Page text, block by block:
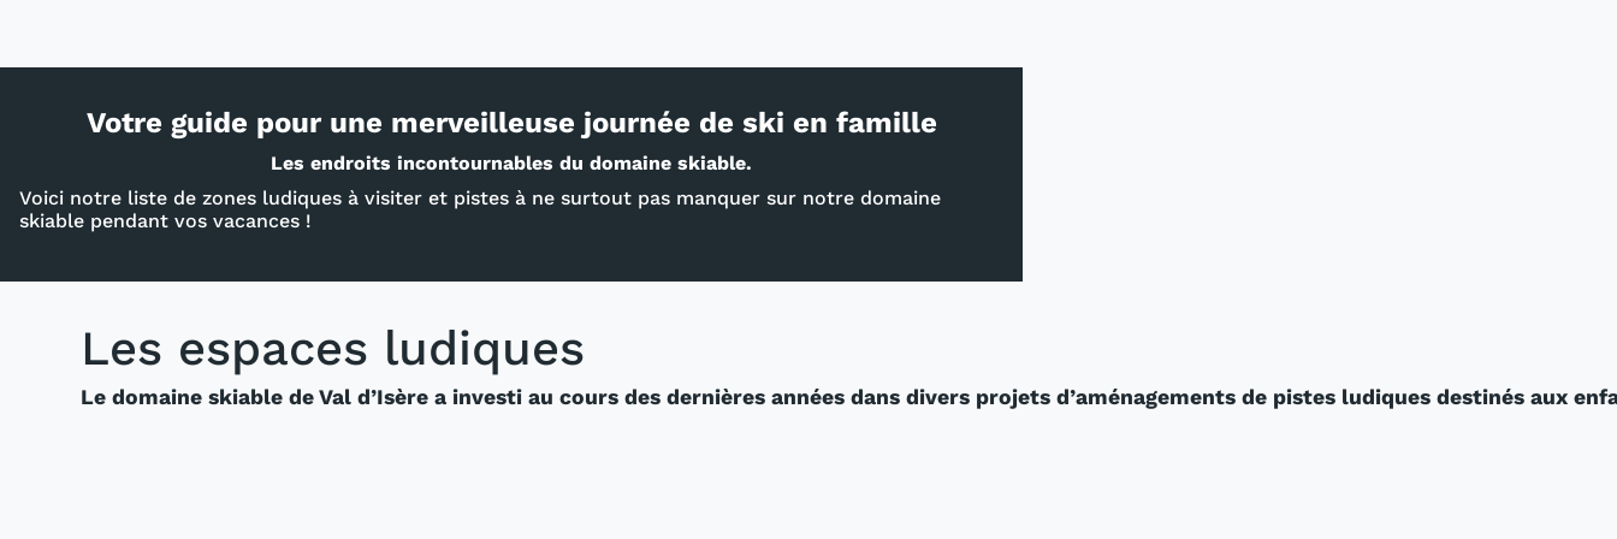
Votre guide pour une merveilleuse journée de ski en famille
Les endroits incontournables du domaine skiable.
Voici notre liste de zones ludiques à visiter et pistes à ne surtout pas manquer sur notre domaine
skiable pendant vos vacances !
Les espaces ludiques
Le domaine skiable de Val d’Isère a investi au cours des dernières années dans divers projets d’aménagements de pistes ludiques destinés aux